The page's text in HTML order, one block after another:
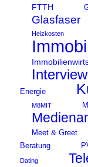
FTTH
Glasfaser
Heizkosten
Interview
Energie
M8MIT
Meet & Greet
Beratung
Dating